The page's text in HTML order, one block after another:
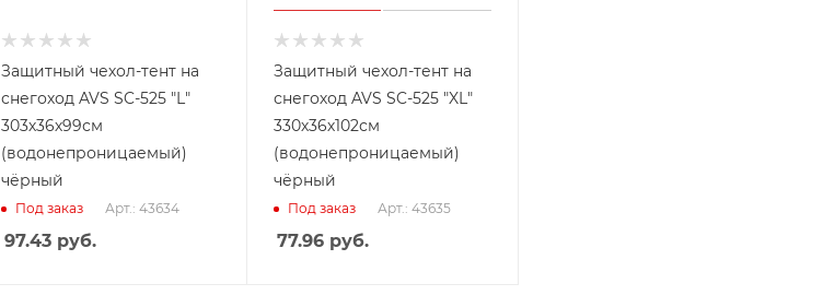
Защитный чехол-тент на
снегоход AVS SC-525 "L"
303х36х99см
(водонепроницаемый)
чёрный
Под заказ Арт.: 43634
97.43 руб.
Защитный чехол-тент на
снегоход AVS SC-525 "XL"
330х36х102см
(водонепроницаемый)
чёрный
Под заказ Арт.: 43635
77.96руб.